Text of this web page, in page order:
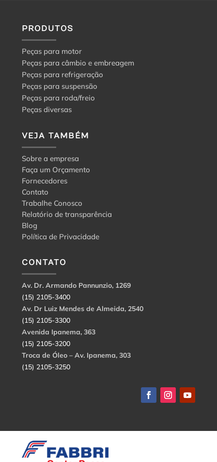
PRODUTOS
Peças para motor
Peças para câmbio e embreagem
Peças para refrigeração
Peças para suspensão
Peças para roda/freio
Peças diversas
VEJA TAMBÉM
Sobre a empresa
Faça um Orçamento
Fornecedores
Contato
Trabalhe Conosco
Relatório de transparência
Blog
Política de Privacidade
CONTATO
Av. Dr. Armando Pannunzio, 1269
(15) 2105-3400
Av. Dr Luiz Mendes de Almeida, 2540
(15) 2105-3300
Avenida Ipanema, 363
(15) 2105-3200
Troca de Óleo – Av. Ipanema, 303
(15) 2105-3250